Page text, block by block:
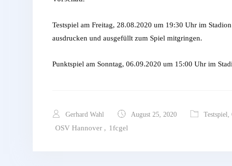
Testspiel am Freitag, 28.08.2020 um 19:30 Uhr im
ausdrucken und ausgefüllt zum Spiel mitgringen.
Punktspiel am Sonntag, 06.09.2020 um 15:00 Uhr im
Gerhard Wahl August 25, 2020 Testspiel
OSV Hannover , 1fcgel